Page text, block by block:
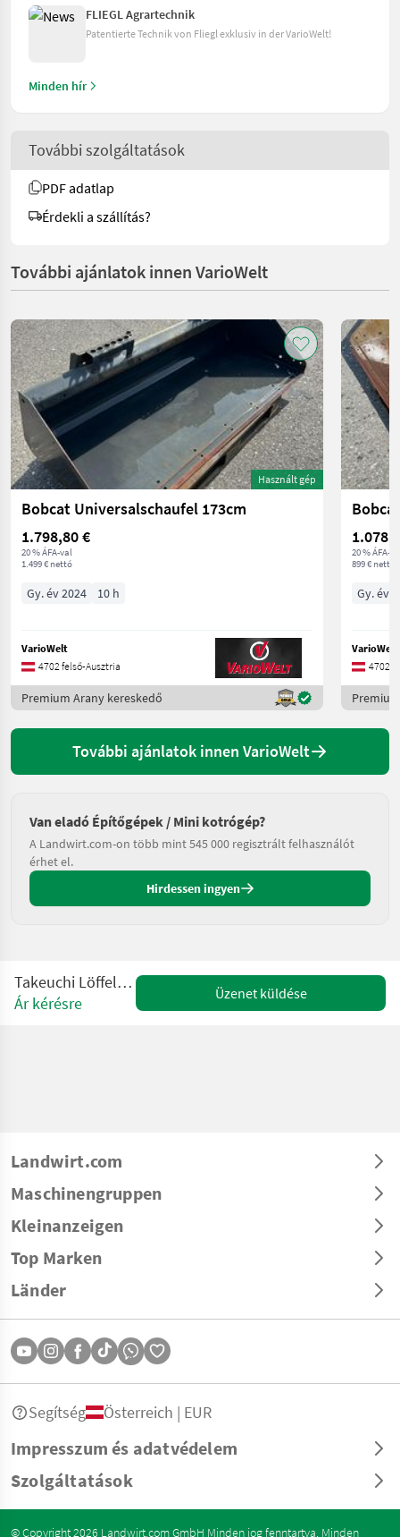
FLIEGL Agrartechnik
Patentierte Technik von Fliegl exklusiv in der VarioWelt!
Minden hír
További szolgáltatások
PDF adatlap
Érdekli a szállítás?
További ajánlatok innen VarioWelt
Használt gép
Bobcat Universalschaufel 173cm
1.798,80 €
20 % ÁFA-val
1.499 € nettó
Gy. év 2024 10 h
VarioWelt
4702 felső-Ausztria
Premium Arany kereskedő
20 % ÁFA-
899 € nettó
Gy. év
VarioWelt
4702
További ajánlatok innen VarioWelt
Van eladó Építőgépek / Mini kotrógép?
A Landwirt.com-on több mint 545 000 regisztrált felhasználót
érhet el.
Hirdessen ingyen
Takeuchi Löffelpakete GEEL
Ár kérésre
Üzenet küldése
Landwirt.com
Maschinengruppen
Kleinanzeigen
Top Marken
Länder
Impresszum és adatvédelem
Szolgáltatások
Segítség Österreich | EUR
© Copyright 2026 Landwirt.com GmbH Minden jog fenntartva. Minden